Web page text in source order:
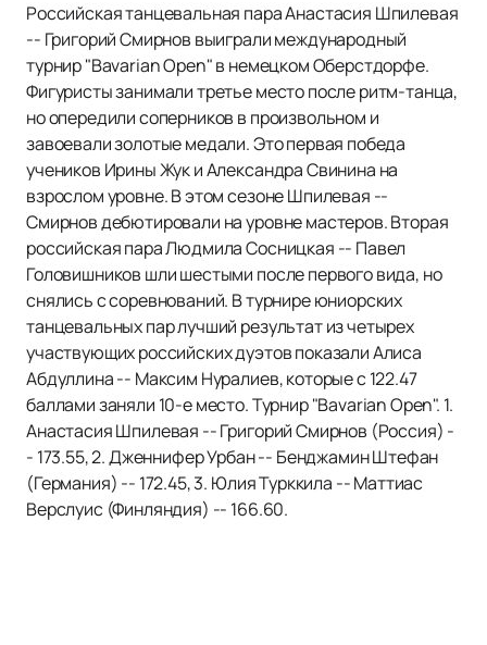
Российская танцевальная пара Анастасия Шпилевая
-- Григорий Смирнов выиграли международный
турнир "Bavarian Open" в немецком Оберстдорфе.
Фигуристы занимали третье место после ритм-танца,
но опередили соперников в произвольном и
завоевали золотые медали. Это первая победа
учеников Ирины Жук и Александра Свинина на
взрослом уровне. В этом сезоне Шпилевая --
Смирнов дебютировали на уровне мастеров. Вторая
российская пара Людмила Сосницкая -- Павел
Головишников шли шестыми после первого вида, но
снялись с соревнований. В турнире юниорских
танцевальных пар лучший результат из четырех
участвующих российских дуэтов показали Алиса
Абдуллина -- Максим Нуралиев, которые с 122.47
баллами заняли 10-е место. Турнир "Bavarian Open". 1.
Анастасия Шпилевая -- Григорий Смирнов (Россия) -
- 173.55, 2. Дженнифер Урбан -- Бенджамин Штефан
(Германия) -- 172.45, 3. Юлия Турккила -- Маттиас
Верслуис (Финляндия) -- 166.60.